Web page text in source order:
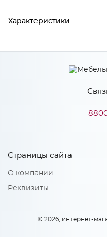
Характеристики
Производитель
Страницы сайта
О компании
Реквизиты
© 2026, интернет-